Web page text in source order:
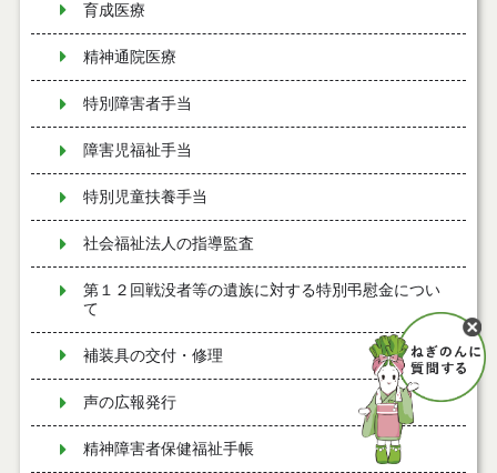
育成医療
精神通院医療
特別障害者手当
障害児福祉手当
特別児童扶養手当
社会福祉法人の指導監査
第１２回戦没者等の遺族に対する特別弔慰金につい
て
補装具の交付・修理
声の広報発行
精神障害者保健福祉手帳